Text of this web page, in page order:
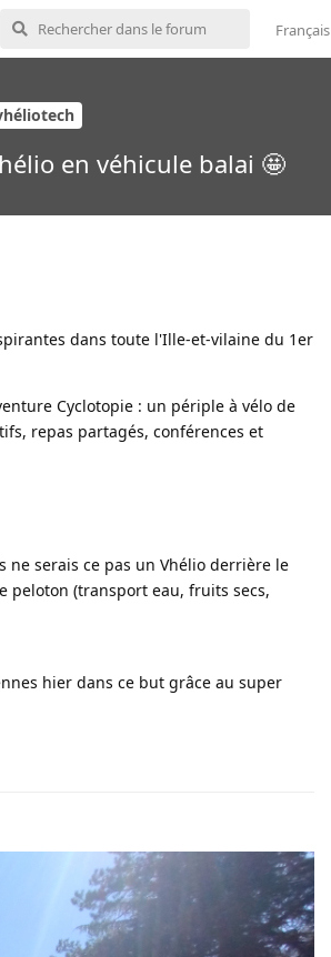
Français
en véhicule balai 🤩
dans toute l'Ille-et-vilaine du 1er
Cyclotopie : un périple à vélo de
repas partagés, conférences et
ne serais ce pas un Vhélio derrière le
peloton (transport eau, fruits secs,
hier dans ce but grâce au super